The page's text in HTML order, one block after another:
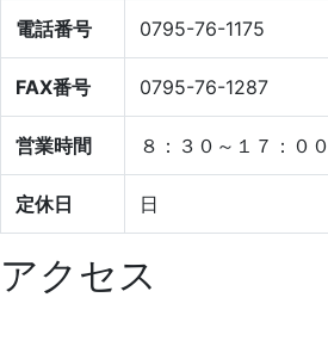
電話番号 0795-76-1175
FAX番号 0795-76-1287
営業時間 ８：３０～１７：００
定休日 日
アクセス